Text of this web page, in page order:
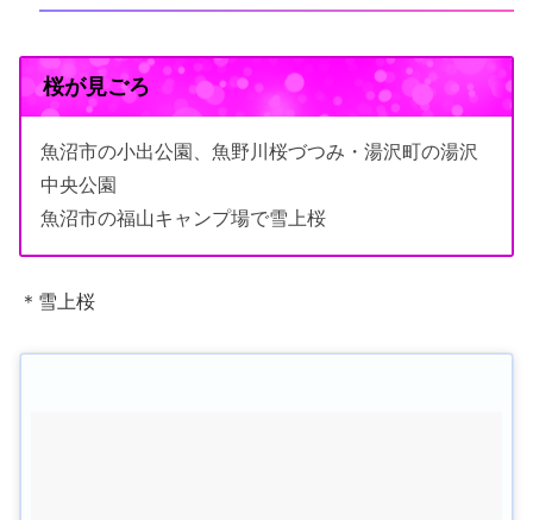
桜が見ごろ
魚沼市の小出公園、魚野川桜づつみ・湯沢町の湯沢
中央公園
魚沼市の福山キャンプ場で雪上桜
＊雪上桜